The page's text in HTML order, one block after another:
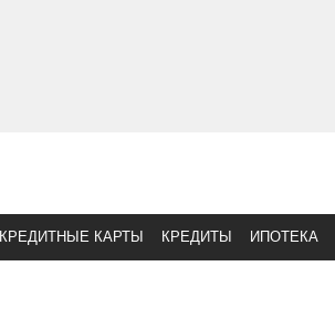
КРЕДИТНЫЕ КАРТЫ КРЕДИТЫ ИПОТЕКА